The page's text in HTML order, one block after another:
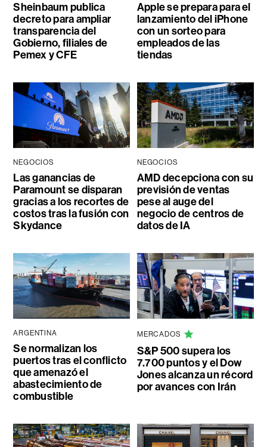
Sheinbaum publica
decreto para ampliar
transparencia del
Gobierno, filiales de
Pemex y CFE
Apple se prepara para el
lanzamiento del iPhone
con un sorteo para
empleados de las
tiendas
NEGOCIOS
Las ganancias de
Paramount se disparan
gracias a los recortes de
costos tras la fusión con
Skydance
NEGOCIOS
AMD decepciona con su
previsión de ventas
pese al auge del
negocio de centros de
datos de IA
ARGENTINA
Se normalizan los
puertos tras el conflicto
que amenazó el
abastecimiento de
combustible
MERCADOS
S&P 500 supera los
7.700 puntos y el Dow
Jones alcanza un récord
por avances con Irán